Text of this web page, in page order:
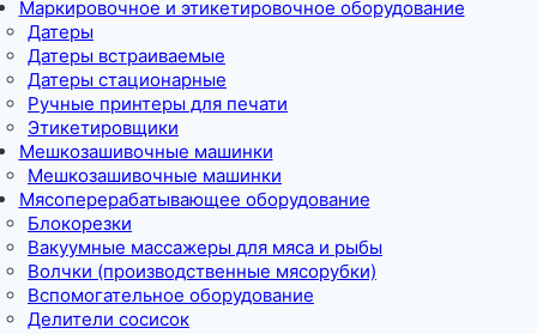
Маркировочное и этикетировочное оборудование
Датеры
Датеры встраиваемые
Датеры стационарные
Ручные принтеры для печати
Этикетировщики
Мешкозашивочные машинки
Мешкозашивочные машинки
Мясоперерабатывающее оборудование
Блокорезки
Вакуумные массажеры для мяса и рыбы
Волчки (производственные мясорубки)
Вспомогательное оборудование
Делители сосисок